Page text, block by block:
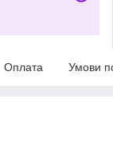
Оплата Умови